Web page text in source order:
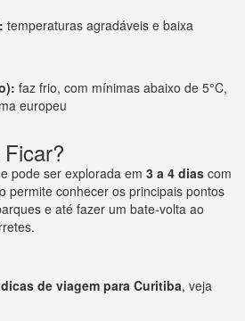
temperaturas agradáveis e baixa
faz frio, com mínimas abaixo de 5°C,
europeu
pode ser explorada em 3 a 4 dias com
permite conhecer os principais pontos
e até fazer um bate-volta ao
dicas de viagem para Curitiba, veja